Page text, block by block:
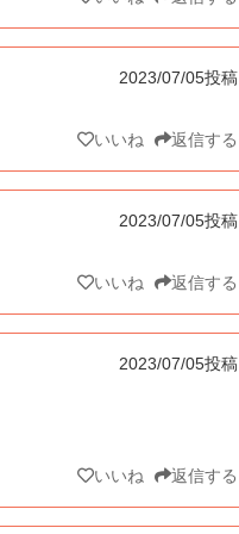
2023/07/05投稿
いいね
返信する
2023/07/05投稿
いいね
返信する
2023/07/05投稿
いいね
返信する